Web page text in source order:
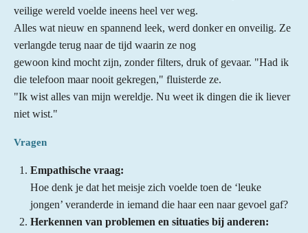
veilige wereld voelde ineens heel ver weg.
Alles wat nieuw en spannend leek, werd donker en onveilig. Ze
verlangde terug naar de tijd waarin ze nog
gewoon kind mocht zijn, zonder filters, druk of gevaar. "Had ik
die telefoon maar nooit gekregen," fluisterde ze.
"Ik wist alles van mijn wereldje. Nu weet ik dingen die ik liever
niet wist."
Vragen
Empathische vraag:
Hoe denk je dat het meisje zich voelde toen de ‘leuke
jongen’ veranderde in iemand die haar een naar gevoel gaf?
Herkennen van problemen en situaties bij anderen: